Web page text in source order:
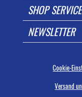
SHOP
NEWSLETTER
Cookie-
Versand